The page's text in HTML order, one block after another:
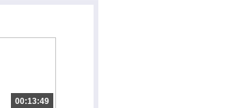
00:13:49